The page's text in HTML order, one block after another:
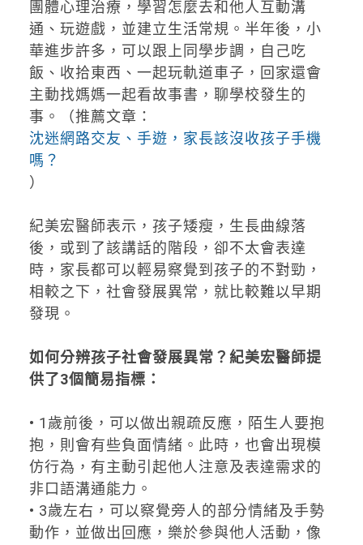
團體心理治療，學習怎麼去和他人互動溝
通、玩遊戲，並建立生活常規。半年後，小
華進步許多，可以跟上同學步調，自己吃
飯、收拾東西、一起玩軌道車子，回家還會
主動找媽媽一起看故事書，聊學校發生的
事。（推薦文章：
沈迷網路交友、手遊，家長該沒收孩子手機
嗎？
）
紀美宏醫師表示，孩子矮瘦，生長曲線落
後，或到了該講話的階段，卻不太會表達
時，家長都可以輕易察覺到孩子的不對勁，
相較之下，社會發展異常，就比較難以早期
發現。
如何分辨孩子社會發展異常？紀美宏醫師提
供了3個簡易指標：
• 1歲前後，可以做出親疏反應，陌生人要抱
抱，則會有些負面情緒。此時，也會出現模
仿行為，有主動引起他人注意及表達需求的
非口語溝通能力。
• 3歲左右，可以察覺旁人的部分情緒及手勢
動作，並做出回應，樂於參與他人活動，像